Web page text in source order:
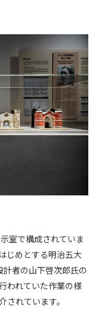
室で構成されていま
じめとする明治五大
者の山下啓次郎氏の
われていた作業の様
れています。